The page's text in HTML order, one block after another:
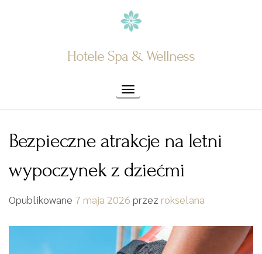
Hotele Spa & Wellness
Toggle navigation
Bezpieczne atrakcje na letni
wypoczynek z dziećmi
Opublikowane 7 maja 2026 przez rokselana